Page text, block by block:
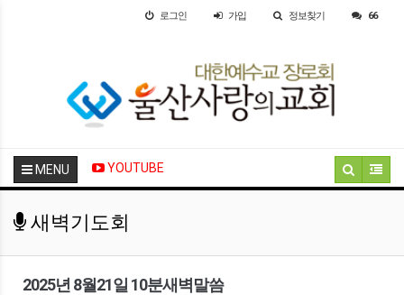
로그인 가입 정보찾기 66
MENU YOUTUBE
새벽기도회
2025년 8월21일 10분새벽말씀